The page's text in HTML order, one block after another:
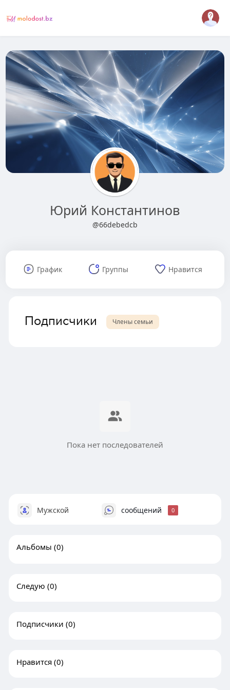
Юрий Константинов
@66debedcb
График Группы Нравится
Подписчики Члены семьи
Пока нет последователей
Мужской сообщений 0
Альбомы (0)
Следую (0)
Подписчики (0)
Нравится (0)